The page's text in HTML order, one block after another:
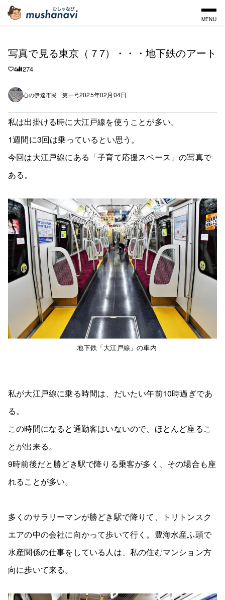
MENU
写真で見る東京（７7）・・・地下鉄のアート
4 274
心の伊達市民 第一号2025年02月04日
私は出掛ける時に大江戸線を使うことが多い。
1週間に3回は乗っているとい思う。
今回は大江戸線にある「子育て応援スペース」の写真で
ある。
地下鉄「大江戸線」の車内
私が大江戸線に乗る時間は、だいたい午前10時過ぎであ
る。
この時間になると通勤客はいないので、ほとんど座るこ
とが出来る。
9時前後だと勝どき駅で降りる乗客が多く、その場合も座
れることが多い。
多くのサラリーマンが勝どき駅で降りて、トリトンスク
エアの中の会社に向かって歩いて行く。豊海水産ふ頭で
水産関係の仕事をしている人は、私の住むマンション方
向に歩いて来る。